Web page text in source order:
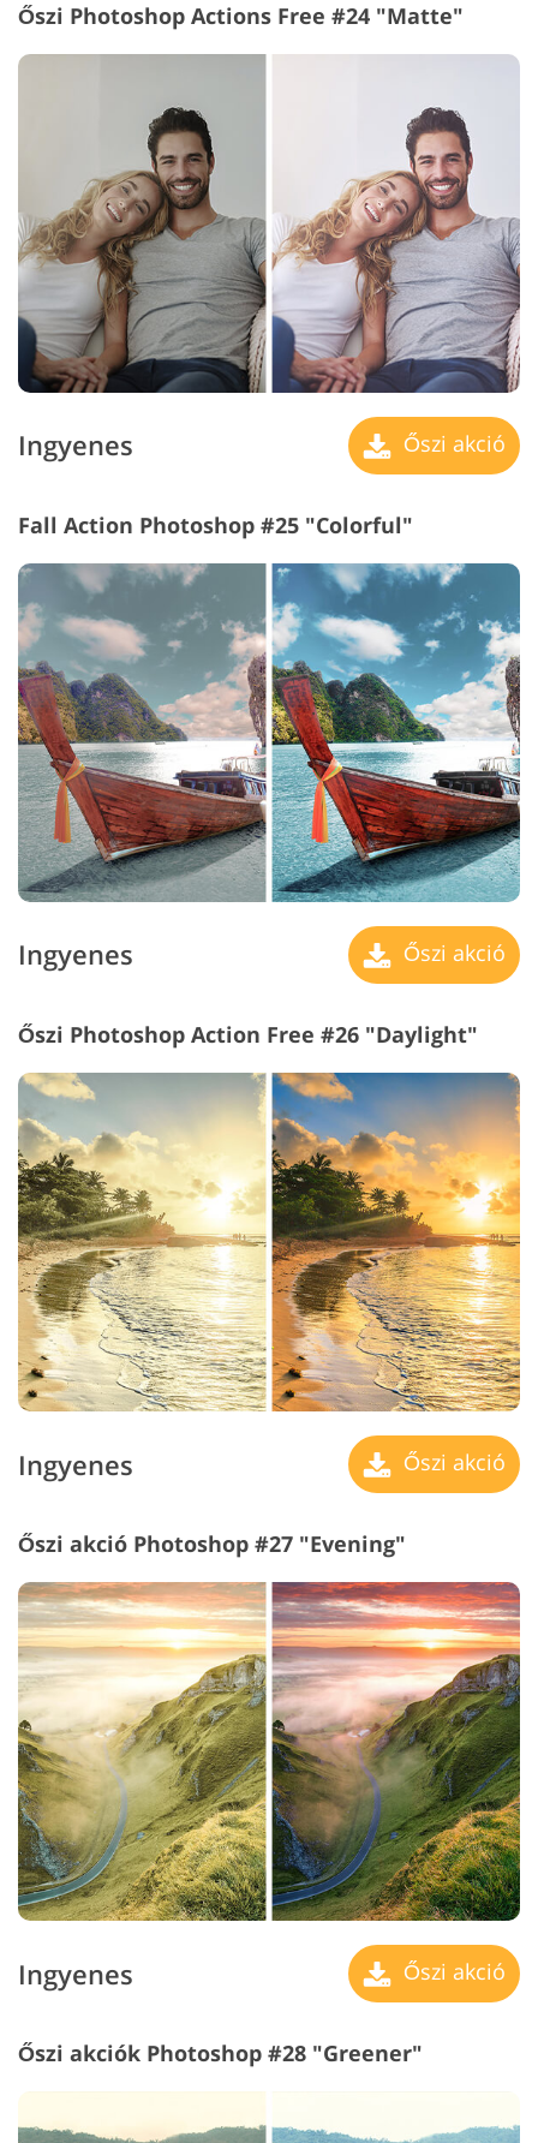
Őszi Photoshop Actions Free #24 "Matte"
Ingyenes Őszi akció
Fall Action Photoshop #25 "Colorful"
Ingyenes Őszi akció
Őszi Photoshop Action Free #26 "Daylight"
Ingyenes Őszi akció
Őszi akció Photoshop #27 "Evening"
Ingyenes Őszi akció
Őszi akciók Photoshop #28 "Greener"